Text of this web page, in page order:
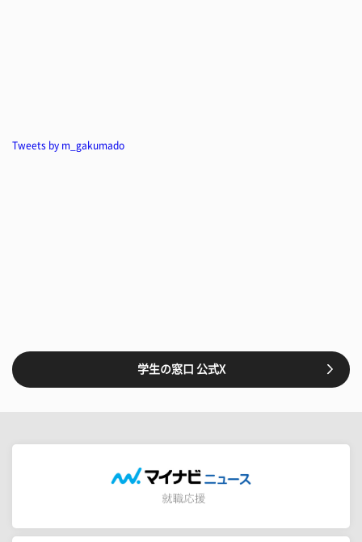
Tweets by m_gakumado
学生の窓口 公式X